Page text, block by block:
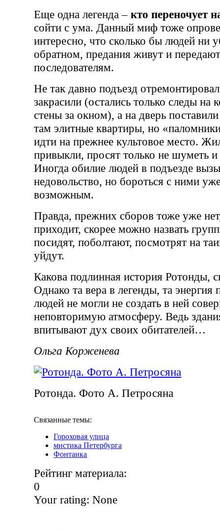
Еще одна легенда – кто переночует
сойти с ума. Данный миф тоже
интересно, что сколько бы людей ни
обратном, предания живут и
последователям.
Не так давно подъезд
закрасили (остались только следы на
стены за окном), а на дверь
там элитные квартиры, но
идти на прежнее культовое место.
привыкли, просят только не шуметь
Иногда обилие людей в подъезде
недовольство, но бороться с ними
возможным.
Правда, прежних сборов тоже уже
приходит, скорее можно назвать
посидят, поболтают, посмотрят на
уйдут.
Какова подлинная история Ротонды,
Однако та вера в легенды, та
людей не могли не создать в ней
неповторимую атмосферу. Ведь
впитывают дух своих обитателей…
Ольга Корженева
Ротонда. Фото А. Петросяна
Связанные темы:
Гороховая улица
мистика Петербурга
Фонтанка
Рейтинг материала:
0
Your rating: None